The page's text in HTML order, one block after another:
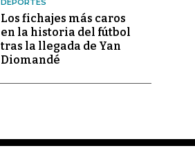
DEPORTES
Los fichajes más caros
en la historia del fútbol
tras la llegada de Yan
Diomandé